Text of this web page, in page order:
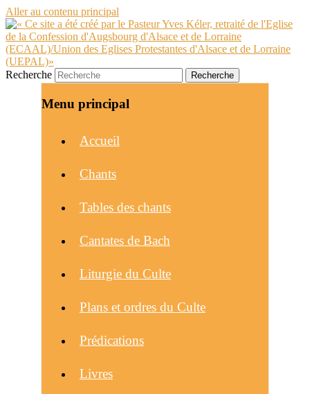
Aller au contenu principal
Recherche
Menu principal
Accueil
Chants
Tables des chants
Cantates de Bach
Liturgie du Culte
Plans et ordres du Culte
Prédications
Livres